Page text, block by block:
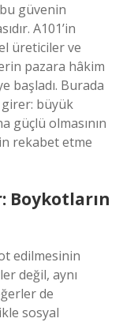
güvenin
A101’in
üreticiler ve
pazara hâkim
başladı. Burada
büyük
güçlü olmasının
rekabet etme
Boykotların
edilmesinin
değil, aynı
de
sosyal